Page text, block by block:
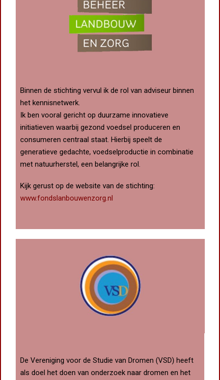
Binnen de stichting vervul ik de rol van adviseur binnen
het kennisnetwerk.
Ik ben vooral gericht op duurzame innovatieve
initiatieven waarbij gezond voedsel produceren en
consumeren centraal staat. Hierbij speelt de
generatieve gedachte, voedselproductie in combinatie
met natuurherstel, een belangrijke rol.
Kijk gerust op de website van de stichting:
www.fondslanbouwenzorg.nl
De Vereniging voor de Studie van Dromen (VSD) heeft
als doel het doen van onderzoek naar dromen en het